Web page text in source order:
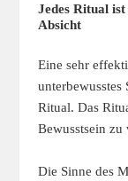
Jedes Ritual
Absicht
Eine sehr
Ritual. Das
Bewusstsein zu
Die Sinne des